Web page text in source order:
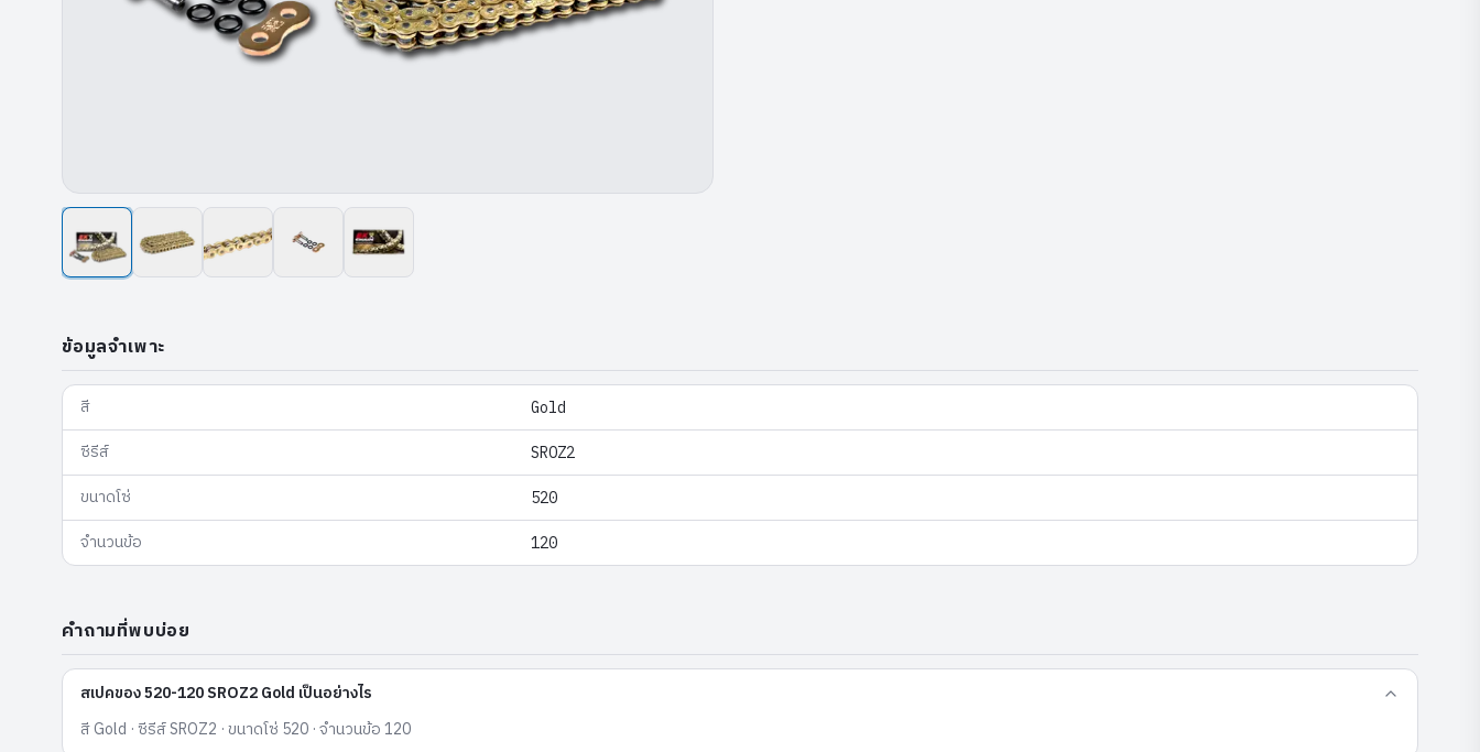
ข้อมูลจำเพาะ
สี Gold
ซีรีส์ SROZ2
ขนาดโซ่ 520
จำนวนข้อ 120
คำถามที่พบบ่อย
สเปคของ 520-120 SROZ2 Gold เป็นอย่างไร
สี Gold · ซีรีส์ SROZ2 · ขนาดโซ่ 520 · จำนวนข้อ 120